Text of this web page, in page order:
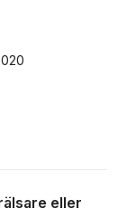
eller